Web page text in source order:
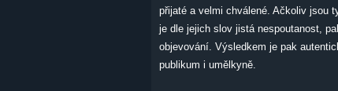
přijaté a velmi chválené. Ačkoliv jsou
je dle jejich slov jistá nespoutanost,
objevování. Výsledkem je pak
publikum i umělkyně.